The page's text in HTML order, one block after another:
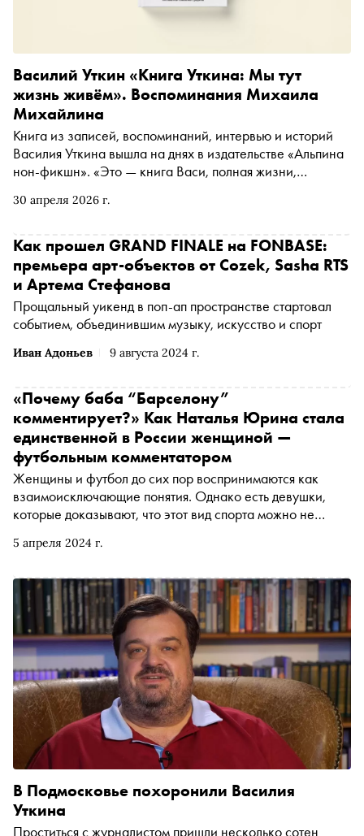
30 апреля 2026 г.
Василий Уткин «Книга Уткина: Мы тут
жизнь живём». Воспоминания Михаила
Михайлина
Книга из записей, воспоминаний, интервью и историй
Василия Уткина вышла на днях в издательстве «Альпина
нон-фикшн». «Это — книга Васи, полная жизни,
написанная не вместо него, а для него», — пишет в
Электронная и аудиоверсии доступны в Яндекс Книгах.
«Сноб» публикует отрывок
Иван Адоньев 9 августа 2024 г.
Как прошел GRAND FINALE на FONBASE:
премьера арт-объектов от Cozek, Sasha RTS
и Артема Стефанова
Прощальный уикенд в поп-ап пространстве стартовал
событием, объединившим музыку, искусство и спорт
5 апреля 2024 г.
«Почему баба “Барселону”
комментирует?» Как Наталья Юрина стала
единственной в России женщиной —
футбольным комментатором
Женщины и футбол до сих пор воспринимаются как
взаимоисключающие понятия. Однако есть девушки,
которые доказывают, что этот вид спорта можно не
Юрина — единственная в России женщина, которая
обозреватель рассказала «Снобу» о том, почему она
сменила университетские стены на комментаторскую
будку, с какими сложностями столкнулась в профессии и
как на женский голос в трансляции матча реагируют
мужчины
В Подмосковье похоронили Василия
Уткина
Проститься с журналистом пришли несколько сотен